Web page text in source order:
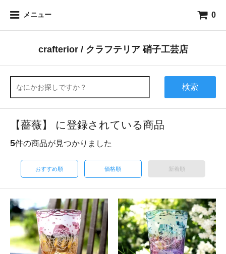
メニュー 0
crafterior / クラフテリア 硝子工芸店
検索
【薔薇】 に登録されている商品
5件の商品が見つかりました
おすすめ順 価格順 新着順